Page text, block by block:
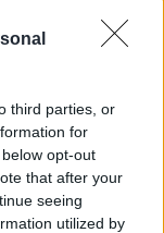
third parties, or
for
opt-out
that after your
seeing
utilized by
Horeca)